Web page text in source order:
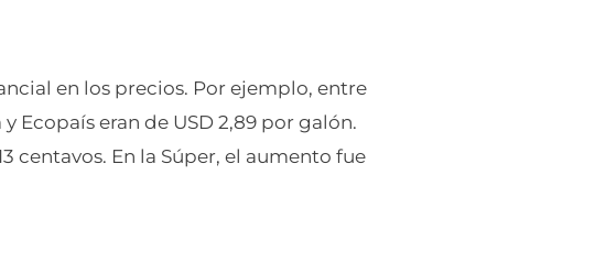
en los precios. Por ejemplo, entre
Ecopaís eran de USD 2,89 por galón.
centavos. En la Súper, el aumento fue